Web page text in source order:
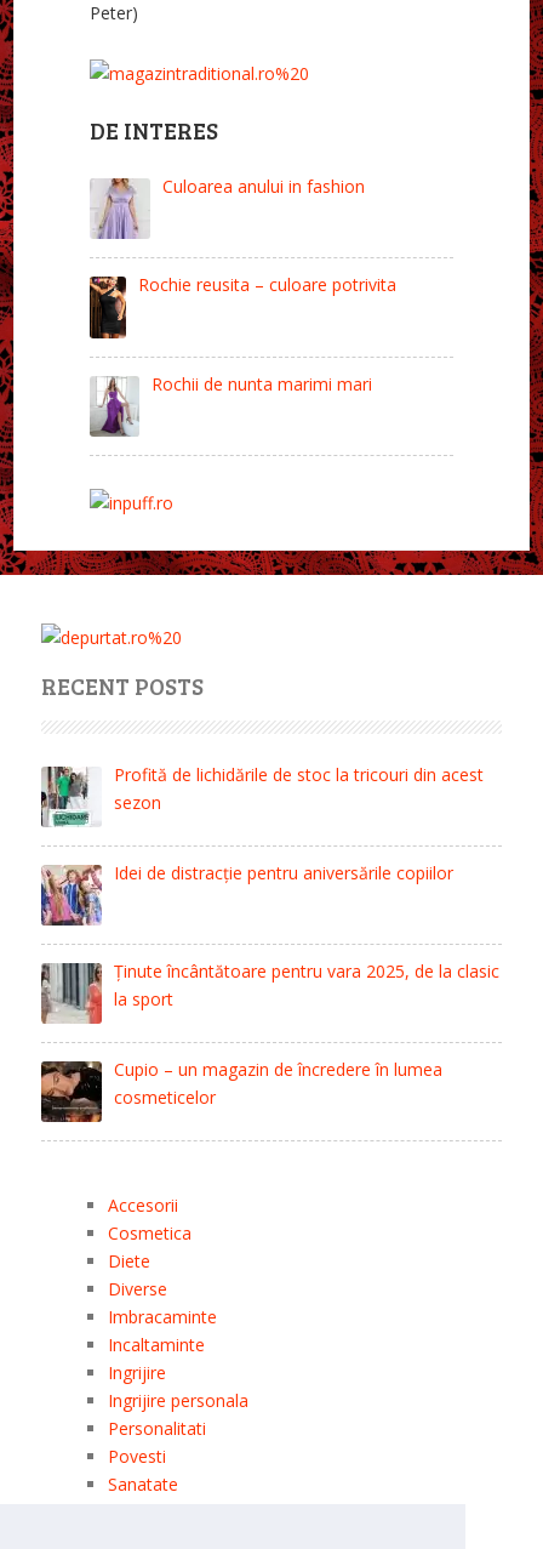
Peter)
DE INTERES
Culoarea anului in fashion
Rochie reusita – culoare potrivita
Rochii de nunta marimi mari
RECENT POSTS
Profită de lichidările de stoc la tricouri din acest
sezon
Idei de distracție pentru aniversările copiilor
Ținute încântătoare pentru vara 2025, de la clasic
la sport
Cupio – un magazin de încredere în lumea
cosmeticelor
Accesorii
Cosmetica
Diete
Diverse
Imbracaminte
Incaltaminte
Ingrijire
Ingrijire personala
Personalitati
Povesti
Sanatate